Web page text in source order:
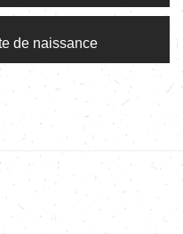
de naissance